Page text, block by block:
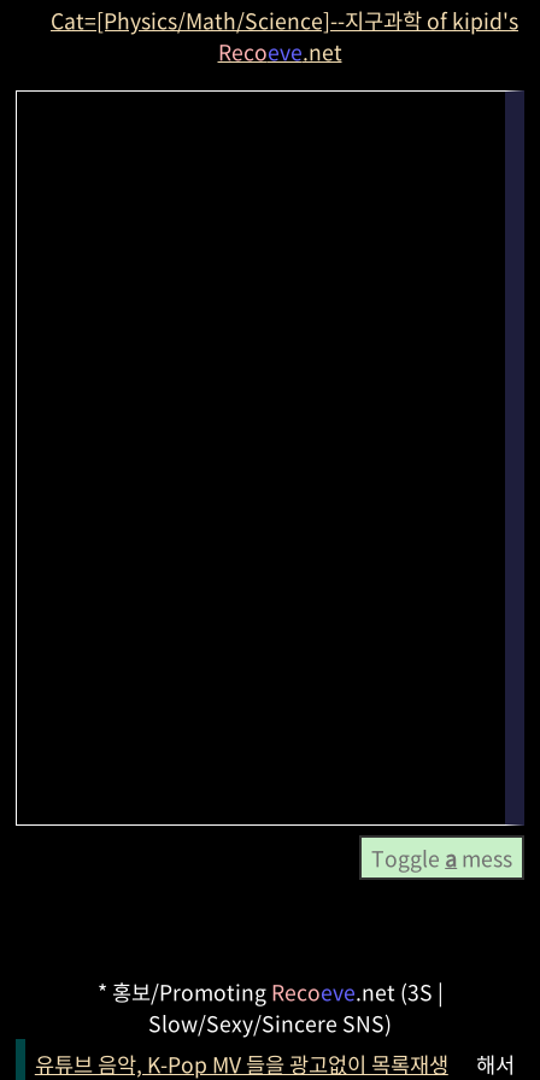
Cat=[Physics/Math/Science]--지구과학 of kipid's
Recoeve.net
Toggle amess
* 홍보/PromotingRecoeve.net (3S |
Slow/Sexy/Sincere SNS)
유튜브 음악, K-Pop MV 들을 광고없이 목록재생 해서